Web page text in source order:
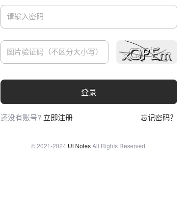
登录
还没有账号? 立即注册 忘记密码？
© 2021-2024 UI NotesAll Rights Reserved.